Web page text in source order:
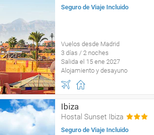
Seguro de Viaje Incluido
Vuelos desde Madrid
3 días / 2 noches
Salida el 15 ene 2027
Alojamiento y desayuno
Ibiza
Hostal Sunset Ibiza
Seguro de Viaje Incluido